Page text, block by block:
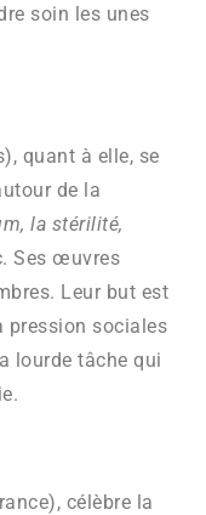
soin les unes
quant à elle, se
de la
la stérilité,
Ses œuvres
Leur but est
pression sociales
lourde tâche qui
célèbre la